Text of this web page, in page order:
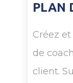
PLAN
Créez
de
client.